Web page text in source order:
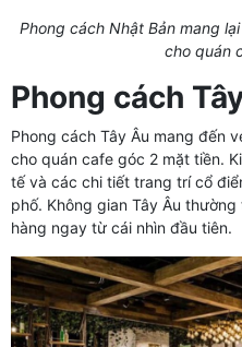
Phong cách Nhật Bản mang
cho quán
Phong cách
Phong cách Tây Âu mang đến
cho quán cafe góc 2 mặt tiền.
tế và các chi tiết trang trí cổ
phố. Không gian Tây Âu
hàng ngay từ cái nhìn đầu tiên.